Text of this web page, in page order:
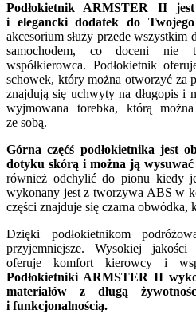
Podłokietnik ARMSTER II
i elegancki dodatek do Twojego
akcesorium służy przede wszystkim
samochodem, co doceni nie
współkierowca. Podłokietnik
schowek, który można otworzyć za
znajdują się uchwyty na długopis i
wyjmowana torebka, którą
ze sobą.
Górna częćś podłokietnika jest
dotyku skórą i można ją
również odchylić do pionu kiedy
wykonany jest z tworzywa ABS w
części znajduje się czarna obwódka,
Dzięki podłokietnikom
przyjemniejsze. Wysokiej
oferuje komfort kierowcy i
Podłokietniki ARMSTER II
materiałów z długą
i funkcjonalnością.